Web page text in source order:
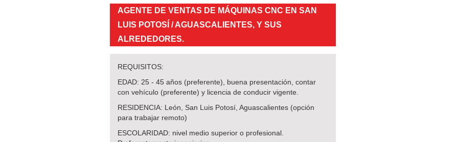
AGENTE DE VENTAS DE MÁQUINAS CNC EN SAN
LUIS POTOSÍ / AGUASCALIENTES, Y SUS
ALREDEDORES.
REQUISITOS:
EDAD: 25 - 45 años (preferente), buena presentación, contar
con vehículo (preferente) y licencia de conducir vigente.
RESIDENCIA: León, San Luis Potosí, Aguascalientes (opción
para trabajar remoto)
ESCOLARIDAD: nivel medio superior o profesional.